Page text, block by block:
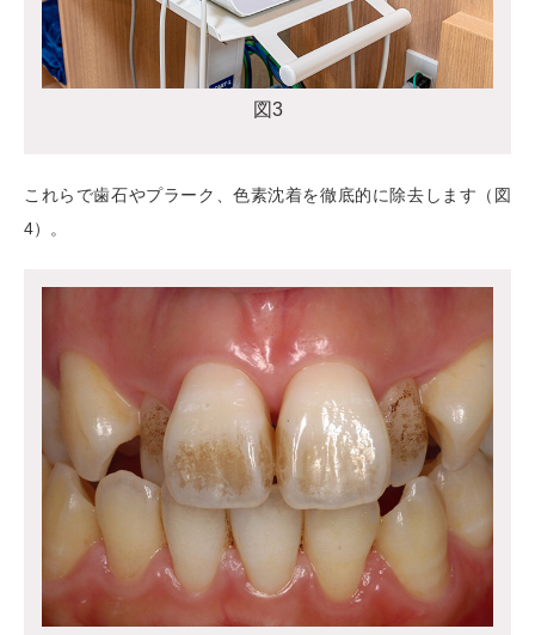
図3
これらで歯石やプラーク、色素沈着を徹底的に除去します（図
4）。